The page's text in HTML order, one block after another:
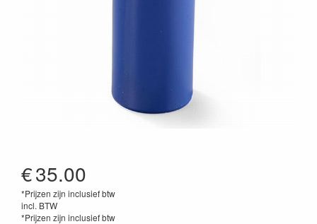
€35.00
*Prijzen zijn inclusief btw
incl. BTW
*Prijzen zijn inclusief btw